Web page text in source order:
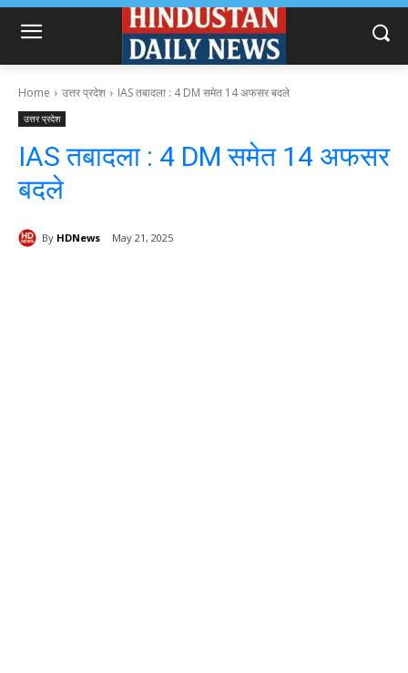
Home उत्तर प्रदेश IAS तबादला : 4 DM समेत 14 अफसर बदले
उत्तर प्रदेश
IAS तबादला : 4 DM समेत 14 अफसर
बदले
By HDNews May 21, 2025